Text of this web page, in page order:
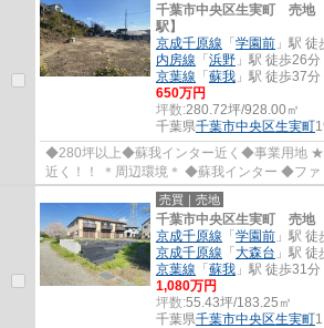
千葉市中央区生実町 売地
駅】
京成千原線 「 学園前 」駅
内房線 「 浜野 」駅 徒歩26分
京葉線 「 蘇我 」駅 徒歩37分
650万円
坪数:280.72坪/928.00㎡
千葉県千葉市中央区生実町
◆280坪以上◆蘇我インター近く◆事業用地 ★敷地280坪以上★ インター
近く！！ ＊周辺環境＊ ◆蘇我インター ◆ファミリーマート千葉生実町店
◆ローソン 千葉南生実町 ◆千葉市立 生浜東小
売買｜売地
千葉市中央区生実町 売地
京成千原線 「 学園前 」駅
京成千原線 「 大森台 」駅
京葉線 「 蘇我 」駅 徒歩31分
1,080万円
坪数:55.43坪/183.25㎡
千葉県千葉市中央区生実町